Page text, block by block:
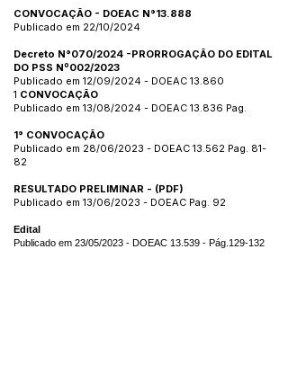
CONVOCAÇÃO - DOEAC N°13.888
Publicado em 22/10/2024
Decreto N°070/2024 -PRORROGAÇÃO DO EDITAL
DO PSS Nº002/2023
Publicado em 12/09/2024 - DOEAC 13.860
1 CONVOCAÇÃO
Publicado em 13/08/2024 - DOEAC 13.836 Pag.
1° CONVOCAÇÃO
Publicado em 28/06/2023 - DOEAC 13.562 Pag. 81-
82
RESULTADO PRELIMINAR - (PDF)
Publicado em 13/06/2023 - DOEAC Pag. 92
Edital
Publicado em 23/05/2023 - DOEAC 13.539 - Pág.129-132